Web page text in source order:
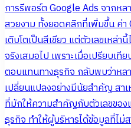
การรีพอร์ต Google Ads จากหล
สวยงาม ทั้งยอดคลิกที่เพิ่มขึ้น ค่
เติบโตเป็นสีเขียว แต่ตัวเลขเหล่า
จริงเสมอไป เพราะเมื่อเปรียบเ
ตอบแทนทางธุรกิจ กลับพบว่าหล
เปลี่ยนแปลงอย่างมีนัยสำคัญ สา
ที่มักให้ความสำคัญกับตัวเลขขอ
ธุรกิจ ทำให้ผู้บริหารได้ข้อมูลที่ไ